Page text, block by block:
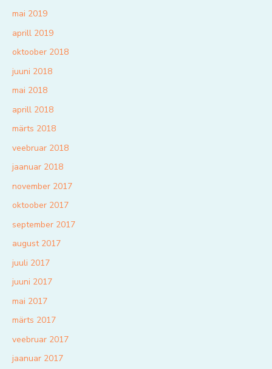
mai 2019
aprill 2019
oktoober 2018
juuni 2018
mai 2018
aprill 2018
märts 2018
veebruar 2018
jaanuar 2018
november 2017
oktoober 2017
september 2017
august 2017
juuli 2017
juuni 2017
mai 2017
märts 2017
veebruar 2017
jaanuar 2017